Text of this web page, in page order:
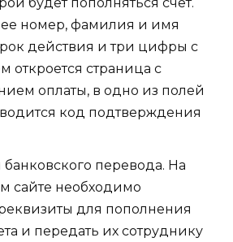
ее номер, фамилия и имя
действия и три цифры с
откроется страница с
оплаты, в одно из полей
код подтверждения
перевода. На
сайте необходимо
реквизиты для пополнения
и передать их сотруднику